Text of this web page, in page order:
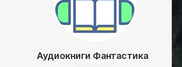
Аудиокниги Фантастика